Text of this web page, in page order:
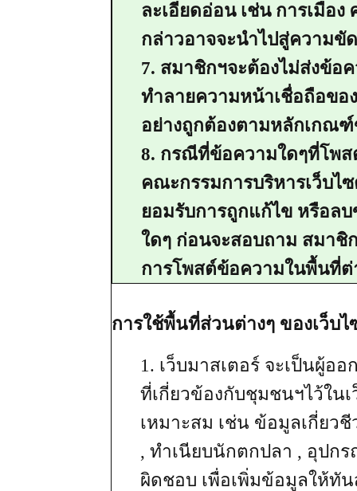
ละเอียดอ่อน เช่น การเมือ
กล่าวอาจจะนำไปสู่ความขั
7. สมาชิกฯจะต้องไม่ส่งข้อ
ทำลายความหน้าเชื่อถือขอ
อย่างถูกต้องตามหลักเกณ
8. กรณีที่ข้อความใดๆที่โพ
คณะกรรมการบริหารเว็บไ
ยอมรับการถูกแก้ไข หรือล
ใดๆ ก่อนจะสอบถาม สมาชิ
การโพสต์ข้อความในพื้นที่ต่
การใช้พื้นที่ส่วนต่างๆ ของเว็บไ
1. เว็บมาสเตอร์ จะเป็นผู้อ
ที่เกี่ยวข้องกับชุมชนฯไว้ในเ
เหมาะสม เช่น ข้อมูลเกี่ยว
, ทำเนียบนักตกปลา , อุปก
ผิดชอบ เพื่อเพิ่มข้อมูลให้ทั